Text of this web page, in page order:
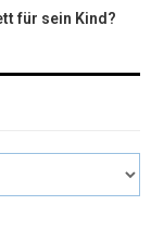
für sein Kind?